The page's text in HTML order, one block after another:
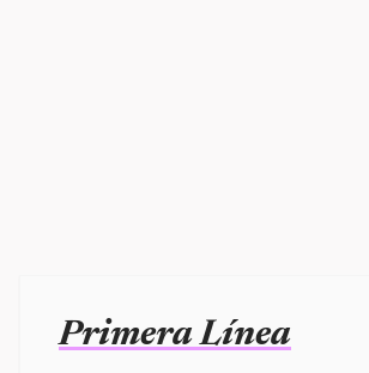
Primera Línea